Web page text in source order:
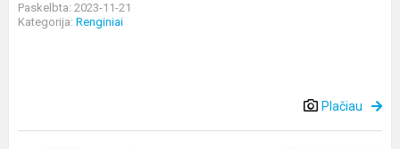
Paskelbta: 2023-11-21
Kategorija: Renginiai
Plačiau